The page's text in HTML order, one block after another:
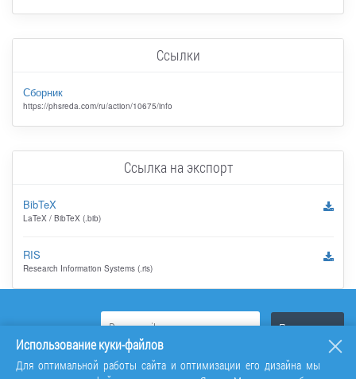
Ссылки
Сборник
https://phsreda.com/ru/action/10675/info
Ссылка на экспорт
BibTeX
LaTeX / BibTeX (.bib)
RIS
Research Information Systems (.ris)
Использование куки-файлов
Для оптимальной работы сайта и оптимизации его дизайна мы